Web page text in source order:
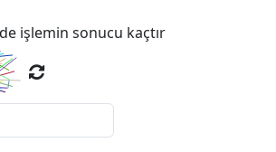
işlemin sonucu kaçtır